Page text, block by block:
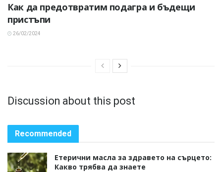
Как да предотвратим подагра и бъдещи
пристъпи
26/02/2024
Discussion about this post
Recommended
Етерични масла за здравето на сърцето:
Какво трябва да знаете